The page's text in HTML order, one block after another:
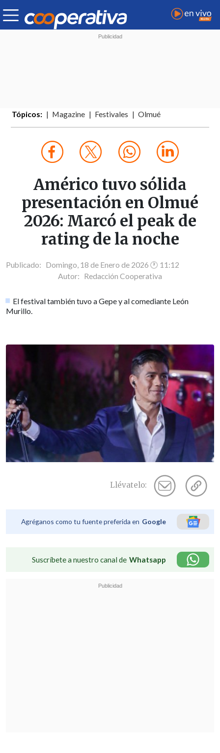
Tópicos: Magazine Festivales Olmué
Américo tuvo sólida
presentación en Olmué
2026: Marcó el peak de
rating de la noche
Publicado: Domingo, 18 de Enero de 2026 🕐 11:12
Autor: Redacción Cooperativa
El festival también tuvo a Gepe y al comediante León
Murillo.
Llévatelo:
Agréganos como tu fuente preferida en Google
Suscríbete a nuestro canal de Whatsapp